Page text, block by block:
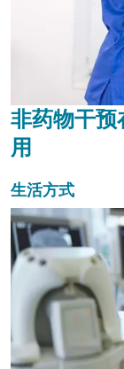
非药物干
用
生活方式